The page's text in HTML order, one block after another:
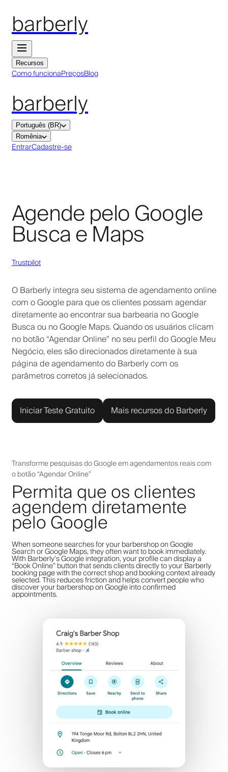
barberly
Recursos
Como funcionaPreçosBlog
barberly
Português (BR)
Romênia
EntrarCadastre-se
Agende pelo Google
Busca e Maps
Trustpilot
O Barberly integra seu sistema de agendamento online
com o Google para que os clientes possam agendar
diretamente ao encontrar sua barbearia no Google
Busca ou no Google Maps. Quando os usuários clicam
no botão “Agendar Online” no seu perfil do Google Meu
Negócio, eles são direcionados diretamente à sua
página de agendamento do Barberly com os
parâmetros corretos já selecionados.
Iniciar Teste Gratuito Mais recursos do Barberly
Transforme pesquisas do Google em agendamentos reais com
o botão “Agendar Online”
Permita que os clientes
agendem diretamente
pelo Google
When someone searches for your barbershop on Google
Search or Google Maps, they often want to book immediately.
With Barberly’s Google integration, your profile can display a
“Book Online” button that sends clients directly to your Barberly
booking page with the correct shop and booking context already
selected. This reduces friction and helps convert people who
discover your barbershop on Google into confirmed
appointments.